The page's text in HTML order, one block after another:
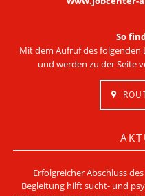
So
Mit dem Aufruf des folgenden
und werden zu der Seite
Erfolgreicher Abschluss
Begleitung hilft sucht- und